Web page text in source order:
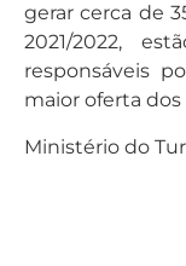
gerar cerca de
2021/2022,
responsáveis
maior oferta
Ministério do